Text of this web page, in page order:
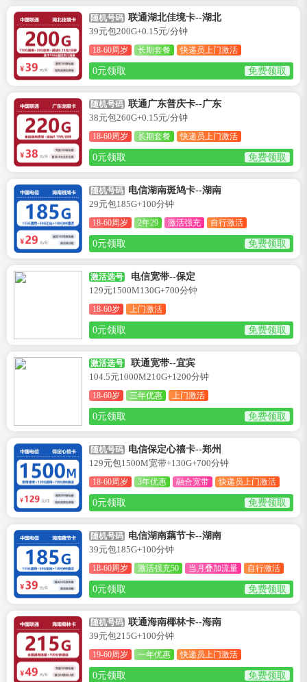
随机号码 联通湖北佳境卡--湖北
39元包200G+0.15元/分钟
18-60周岁 长期套餐 快递员上门激活
0元领取 免费领取
随机号码 联通广东普庆卡--广东
38元包260G+0.15元/分钟
18-60周岁 长期套餐 快递员上门激活
0元领取 免费领取
随机号码 电信湖南斑鸠卡--湖南
29元包185G+100分钟
18-60周岁 2年29 激活强充 自行激活
0元领取 免费领取
激活选号
电信宽带--保定
129元1500M130G+700分钟
18-60岁 上门激活
0元领取 免费领取
激活选号
联通宽带--宜宾
104.5元1000M210G+1200分钟
18-60岁 三年优惠 上门激活
0元领取 免费领取
随机号码 电信保定心禧卡--郑州
129元包1500M宽带+130G+700分钟
18-60周岁 3年优惠 融合宽带 快递员上门激活
0元领取 免费领取
随机号码 电信湖南藕节卡--湖南
39元包185G+100分钟
18-60周岁 激活强充50 当月叠加流量 自行激活
0元领取 免费领取
随机号码 联通海南椰林卡--海南
39元包215G+100分钟
19-60周岁 一年优惠 快递员上门激活
0元领取 免费领取